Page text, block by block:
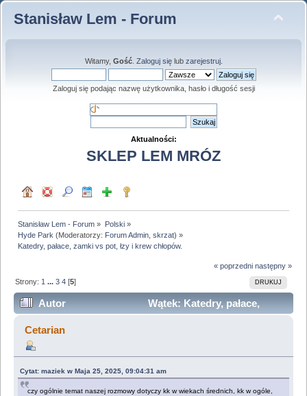
Stanisław Lem - Forum
Witamy, Gość. Zaloguj sięlub zarejestruj.
Zaloguj się podając nazwę użytkownika, hasło i długość sesji
Aktualności:
SKLEP LEM MRÓZ
Stanisław Lem - Forum » Polski»
Hyde Park (Moderatorzy: Forum Admin ,skrzat) »
Katedry, pałace, zamki vs pot, łzy i krew chłopów.
« poprzedni następny »
DRUKUJ
Strony: 1 ...3 4 [5]
Autor
Wątek: Katedry, pałace,
zamki vs pot, łzy i krew chłopów. (Przeczytany 147458
razy)
Cetarian
Cytat: maziek w Maja 25, 2025, 09:04:31 am
czy ogólnie temat naszej rozmowy dotyczy kk w wiekach średnich, kk w ogóle,